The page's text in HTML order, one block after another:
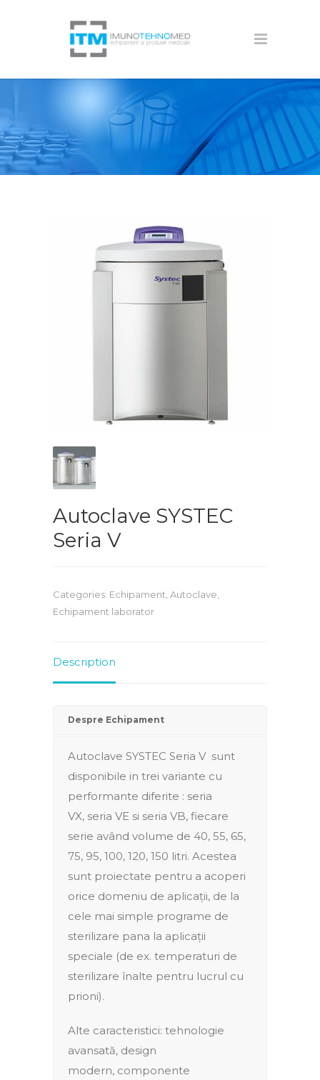
Autoclave SYSTEC
Seria V
Categories: Echipament Autoclave
Echipament laborator
Description
Despre Echipament
Autoclave SYSTEC Seria V sunt
disponibile in trei variante cu
performante diferite : seria
VX, seria VE si seria VB, fiecare
serie având volume de 40, 55, 65,
75, 95, 100, 120, 150 litri. Acestea
sunt proiectate pentru a acoperi
orice domeniu de aplicații, de la
cele mai simple programe de
sterilizare pana la aplicații
speciale (de ex. temperaturi de
sterilizare înalte pentru lucrul cu
prioni).
Alte caracteristici: tehnologie
avansată, design
modern, componente